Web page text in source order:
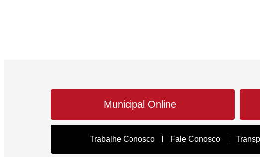
Municipal Online
Trabalhe Conosco Fale Conosco